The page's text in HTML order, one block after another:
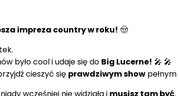
impreza country w roku! 🤠
było cool i udaje się do Big Lucerne! 🎤 🎤
cieszyć się prawdziwym show